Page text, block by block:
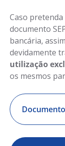
Caso
documento
bancária,
devidamente
utilização
os mesmos